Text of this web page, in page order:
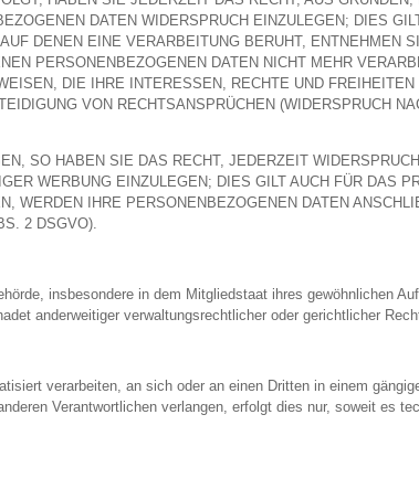
DATEN WIDERSPRUCH EINZULEGEN; DIES
DENEN EINE VERARBEITUNG BERUHT, ENTNEHMEN
PERSONENBEZOGENEN DATEN NICHT MEHR
DIE IHRE INTERESSEN, RECHTE UND FREIHEITEN
VON RECHTSANSPRÜCHEN (WIDERSPRUCH
SO HABEN SIE DAS RECHT, JEDERZEIT
WERBUNG EINZULEGEN; DIES GILT AUCH FÜR DAS
WERDEN IHRE PERSONENBEZOGENEN DATEN
2 DSGVO).
insbesondere in dem Mitgliedstaat ihres gewöhnlichen
anderweitiger verwaltungsrechtlicher oder gerichtlicher
verarbeiten, an sich oder an einen Dritten in einem
Verantwortlichen verlangen, erfolgt dies nur, soweit es